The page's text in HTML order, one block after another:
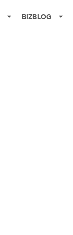
BIZBLOG